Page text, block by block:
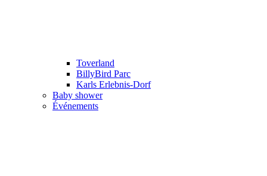
Toverland
BillyBird Parc
Karls Erlebnis-Dorf
Baby shower
Événements